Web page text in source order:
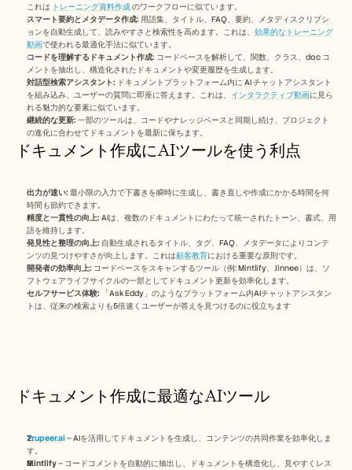
これは トレーニング資料作成 のワークフローに似ています。
スマート要約とメタデータ作成: 用語集、タイトル、FAQ、要約、メタディスクリプシ
ョンを自動生成して、読みやすさと検索性を高めます。これは、 効果的なトレーニング
動画で使われる最適化手法に似ています。
コードを理解するドキュメント作成: コードベースを解析して、関数、クラス、doc コ
メントを抽出し、構造化されたドキュメントや変更履歴を生成します。
対話型検索アシスタント: ドキュメントプラットフォーム内に AI チャットアシスタント
を組み込み、ユーザーの質問に即座に答えます。これは、 インタラクティブ動画に見ら
れる魅力的な要素に似ています。
継続的な更新: 一部のツールは、コードやナレッジベースと同期し続け、プロジェクト
の進化に合わせてドキュメントを最新に保ちます。
ドキュメント作成にAIツールを使う利点
出力が速い: 最小限の入力で下書きを瞬時に生成し、書き直しや作成にかかる時間を何
時間も節約できます。
精度と一貫性の向上: AIは、複数のドキュメントにわたって統一されたトーン、書式、用
語を維持します。
発見性と整理の向上: 自動生成されるタイトル、タグ、FAQ、メタデータによりコンテ
ンツの見つけやすさが向上します。これは顧客教育における重要な原則です。
開発者の効率向上: コードベースをスキャンするツール（例: Mintlify、Jinnee）は、ソ
フトウェアライフサイクルの一部としてドキュメント更新を効率化します。
セルフサービス体験: 「Ask Eddy」のようなプラットフォーム内AIチャットアシスタン
トは、従来の検索よりも5倍速くユーザーが答えを見つけるのに役立ちます
ドキュメント作成に最適なAIツール
Trupeer.ai – AIを活用してドキュメントを生成し、コンテンツの共同作業を効率化しま
す。
Mintlify – コードコメントを自動的に抽出し、ドキュメントを構造化し、見やすくレス
採用情報
デモを予約する
無料トライアルを始める